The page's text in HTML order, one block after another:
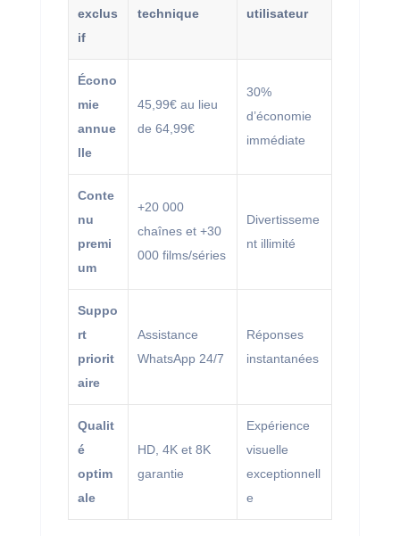
exclus
if
technique
utilisateur
Écono
mie
annue
lle
45,99€ au lieu
de 64,99€
30%
d’économie
immédiate
Conte
nu
premi
um
+20 000
chaînes et +30
000 films/séries
Divertisseme
nt illimité
Suppo
rt
priorit
aire
Assistance
WhatsApp 24/7
Réponses
instantanées
Qualit
é
optim
ale
HD, 4K et 8K
garantie
Expérience
visuelle
exceptionnell
e